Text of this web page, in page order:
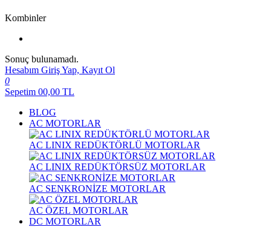
Kombinler
Sonuç bulunamadı.
Hesabım Giriş Yap, Kayıt Ol
0
Sepetim 00,00 TL
BLOG
AC MOTORLAR
AC LINIX REDÜKTÖRLÜ MOTORLAR
AC LINIX REDÜKTÖRSÜZ MOTORLAR
AC SENKRONİZE MOTORLAR
AC ÖZEL MOTORLAR
DC MOTORLAR